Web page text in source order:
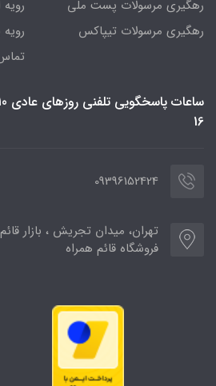
رهگیری مرسولات پست ملی
رهگیری مرسولات تیپاکس
16
09396152424
فروشگاه قائم همراه